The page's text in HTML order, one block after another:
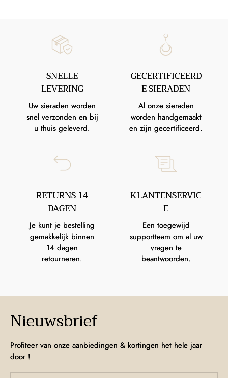
SNELLE
LEVERING
Uw sieraden worden
snel verzonden en bij
u thuis geleverd.
GECERTIFICEERD
E SIERADEN
Al onze sieraden
worden handgemaakt
en zijn gecertificeerd.
RETURNS 14
DAGEN
Je kunt je bestelling
gemakkelijk binnen
14 dagen
retourneren.
KLANTENSERVIC
E
Een toegewijd
supportteam om al uw
vragen te
beantwoorden.
Nieuwsbrief
Profiteer van onze aanbiedingen & kortingen het hele jaar
door !